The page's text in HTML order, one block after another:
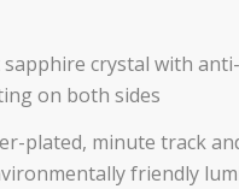
sapphire crystal with anti-
on both sides
plated, minute track
friendly